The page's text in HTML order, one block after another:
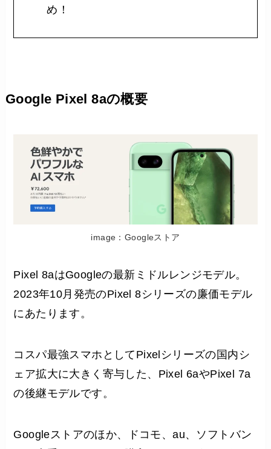
め！
Google Pixel 8aの概要
image：Googleストア
Pixel 8aはGoogleの最新ミドルレンジモデル。
2023年10月発売のPixel 8シリーズの廉価モデル
にあたります。
コスパ最強スマホとしてPixelシリーズの国内シ
ェア拡大に大きく寄与した、Pixel 6aやPixel 7a
の後継モデルです。
Googleストアのほか、ドコモ、au、ソフトバン